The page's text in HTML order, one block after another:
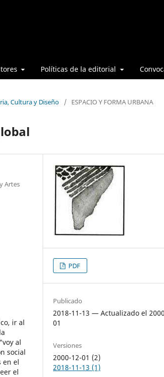
Políticas de la editorial
Cultura y Diseño / ESPACIO Y FORMA URBANA
Artes
ir al
al
social
en el
el
PDF
Publicado
2018-11-13 — Actualizado el
01
Versiones
2000-12-01 (2)
2018-11-13 (1)